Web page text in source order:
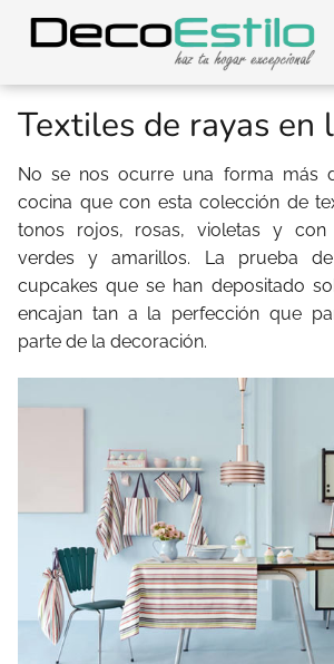
Textiles de rayas en
No se nos ocurre una forma más
cocina que con esta colección de
tonos rojos, rosas, violetas y con
verdes y amarillos. La prueba
cupcakes que se han depositado
encajan tan a la perfección que
parte de la decoración.